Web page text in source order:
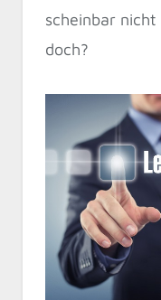
scheinbar
doch?